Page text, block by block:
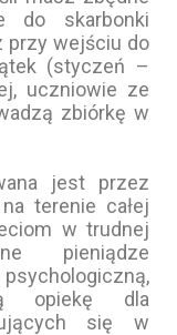
do skarbonki
przy wejściu do
(styczeń –
uczniowie ze
zbiórkę w
jest przez
terenie całej
w trudnej
pieniądze
opiekę dla
się w